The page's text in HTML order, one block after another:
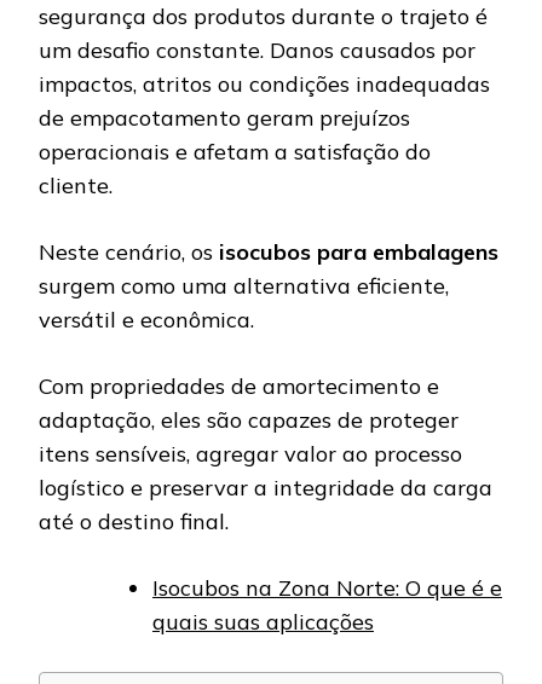
segurança dos produtos durante o trajeto é
um desafio constante. Danos causados por
impactos, atritos ou condições inadequadas
de empacotamento geram prejuízos
operacionais e afetam a satisfação do
cliente.
Neste cenário, os isocubos para embalagens
surgem como uma alternativa eficiente,
versátil e econômica.
Com propriedades de amortecimento e
adaptação, eles são capazes de proteger
itens sensíveis, agregar valor ao processo
logístico e preservar a integridade da carga
até o destino final.
Isocubos na Zona Norte: O que é e
quais suas aplicações